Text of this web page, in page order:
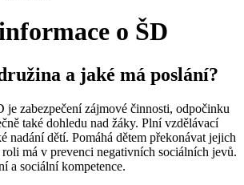
o ŠD
a jaké má poslání?
je zabezpečení zájmové činnosti, odpočinku
také dohledu nad žáky. Plní vzdělávací
nadání dětí. Pomáhá dětem překonávat jejich
má v prevenci negativních sociálních jevů.
a sociální kompetence.